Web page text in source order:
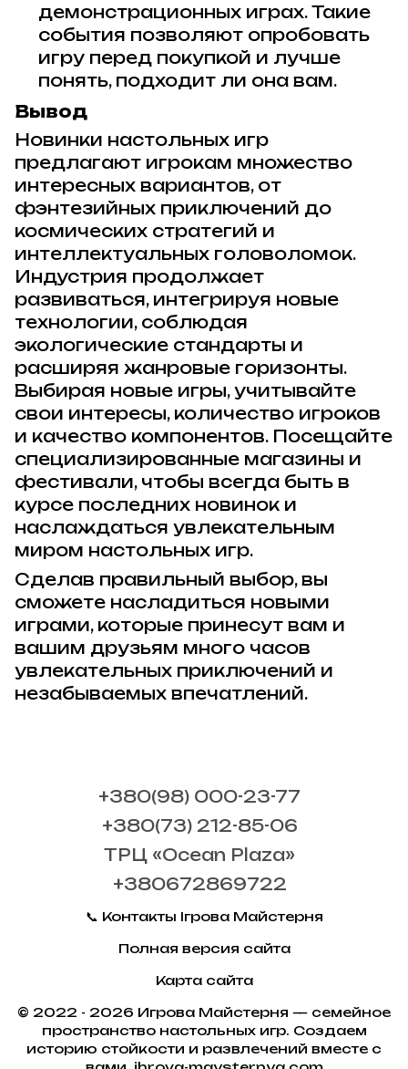
демонстрационных играх. Такие
события позволяют опробовать
игру перед покупкой и лучше
понять, подходит ли она вам.
Вывод
Новинки настольных игр
предлагают игрокам множество
интересных вариантов, от
фэнтезийных приключений до
космических стратегий и
интеллектуальных головоломок.
Индустрия продолжает
развиваться, интегрируя новые
технологии, соблюдая
экологические стандарты и
расширяя жанровые горизонты.
Выбирая новые игры, учитывайте
свои интересы, количество игроков
и качество компонентов. Посещайте
специализированные магазины и
фестивали, чтобы всегда быть в
курсе последних новинок и
наслаждаться увлекательным
миром настольных игр.
Сделав правильный выбор, вы
сможете насладиться новыми
играми, которые принесут вам и
вашим друзьям много часов
увлекательных приключений и
незабываемых впечатлений.
+380(98) 000-23-77
+380(73) 212-85-06
ТРЦ «Ocean Plaza»
+380672869722
📞 Контакты Ігрова Майстерня
Полная версия сайта
Карта сайта
© 2022 - 2026 Игрова Майстерня — семейное
пространство настольных игр. Создаем
историю стойкости и развлечений вместе с